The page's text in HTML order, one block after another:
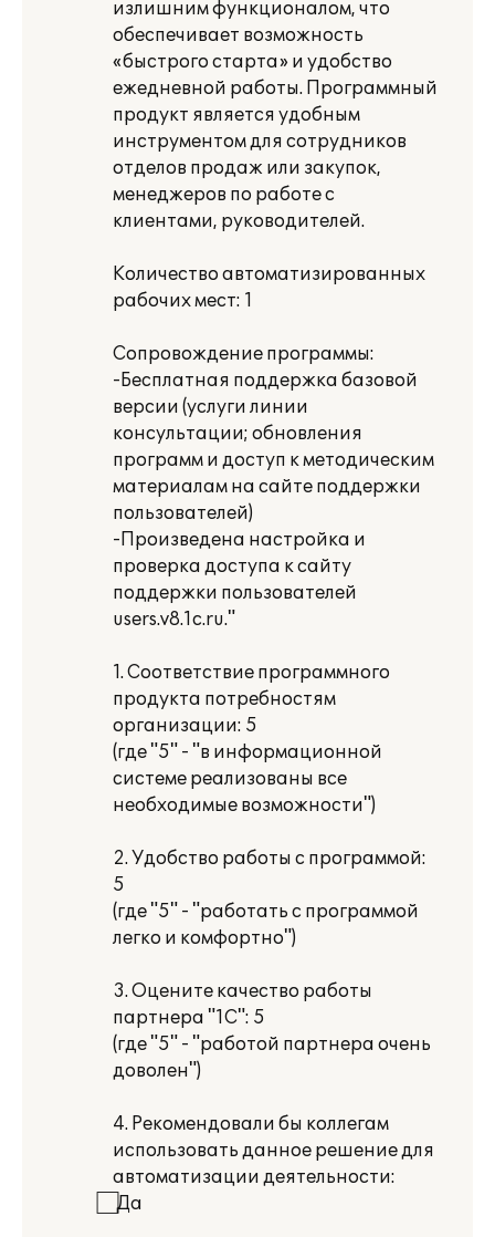
излишним функционалом, что
обеспечивает возможность
«быстрого старта» и удобство
ежедневной работы. Программный
продукт является удобным
инструментом для сотрудников
отделов продаж или закупок,
менеджеров по работе с
клиентами, руководителей.
Количество автоматизированных
рабочих мест: 1
Сопровождение программы:
-Бесплатная поддержка базовой
версии (услуги линии
консультации; обновления
программ и доступ к методическим
материалам на сайте поддержки
пользователей)
-Произведена настройка и
проверка доступа к сайту
поддержки пользователей
users.v8.1c.ru."
1. Соответствие программного
продукта потребностям
организации: 5
(где "5" - "в информационной
системе реализованы все
необходимые возможности")
2. Удобство работы с программой:
5
(где "5" - "работать с программой
легко и комфортно")
3. Оцените качество работы
партнера "1С": 5
(где "5" - "работой партнера очень
доволен")
4. Рекомендовали бы коллегам
использовать данное решение для
автоматизации деятельности:
⃞ Да